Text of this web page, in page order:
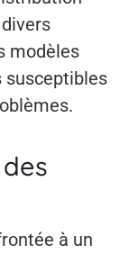
divers
modèles
susceptibles
à un